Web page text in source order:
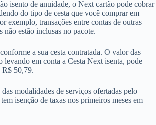
isento de anuidade, o Next cartão pode cobrar
do tipo de cesta que você comprar em
exemplo, transações entre contas de outras
não estão inclusas no pacote.
a sua cesta contratada. O valor das
levando em conta a Cesta Next isenta, pode
R$ 50,79.
modalidades de serviços ofertadas pelo
isenção de taxas nos primeiros meses em